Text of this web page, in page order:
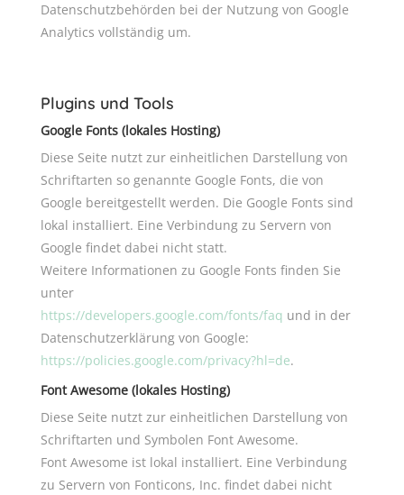
Datenschutzbehörden bei der Nutzung von Google
Analytics vollständig um.
Plugins und Tools
Google Fonts (lokales Hosting)
Diese Seite nutzt zur einheitlichen Darstellung von
Schriftarten so genannte Google Fonts, die von
Google bereitgestellt werden. Die Google Fonts sind
lokal installiert. Eine Verbindung zu Servern von
Google findet dabei nicht statt.
Weitere Informationen zu Google Fonts finden Sie
unter
https://developers.google.com/fonts/faq und in der
Datenschutzerklärung von Google:
https://policies.google.com/privacy?hl=de.
Font Awesome (lokales Hosting)
Diese Seite nutzt zur einheitlichen Darstellung von
Schriftarten und Symbolen Font Awesome.
Font Awesome ist lokal installiert. Eine Verbindung
zu Servern von Fonticons, Inc. findet dabei nicht
Adresse
Kronenplatz 5
74321 Bietigheim-Bissingen